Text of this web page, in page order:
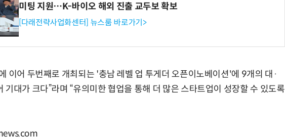
미팅 지원…K-바이오 해외 진출 교두보 확보
[다래전략사업화센터] 뉴스룸 바로가기>
이어 두번째로 개최되는 '충남 레벨 업 투게더 오픈이노베이션'에 9개의 대·
기대가 크다”라며 “유의미한 협업을 통해 더 많은 스타트업이 성장할 수 있도록